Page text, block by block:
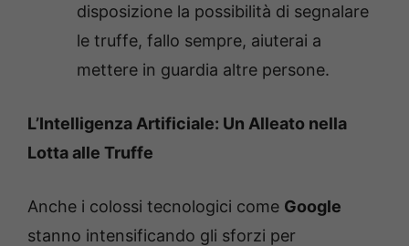
disposizione la possibilità di segnalare
le truffe, fallo sempre, aiuterai a
mettere in guardia altre persone.
L’Intelligenza Artificiale: Un Alleato nella
Lotta alle Truffe
Anche i colossi tecnologici come Google
stanno intensificando gli sforzi per